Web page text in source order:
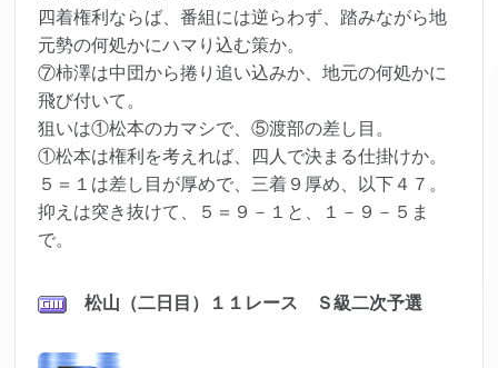
四着権利ならば、番組には逆らわず、踏みながら地
元勢の何処かにハマり込む策か。
⑦柿澤は中団から捲り追い込みか、地元の何処かに
飛び付いて。
狙いは①松本のカマシで、⑤渡部の差し目。
①松本は権利を考えれば、四人で決まる仕掛けか。
５＝１は差し目が厚めで、三着９厚め、以下４７。
抑えは突き抜けて、５＝９－１と、１－９－５ま
で。
松山（二日目）１１レース Ｓ級二次予選